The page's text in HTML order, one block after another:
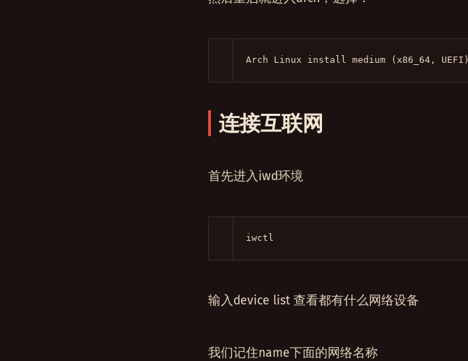
Arch Linux install medium (x86_64, UEFI)
连接互联网
首先进入iwd环境
输入device list 查看都有什么网络设备
我们记住name下面的网络名称